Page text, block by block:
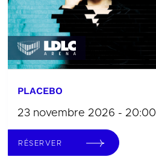
PLACEBO
23 novembre 2026 - 20:00
RÉSERVER